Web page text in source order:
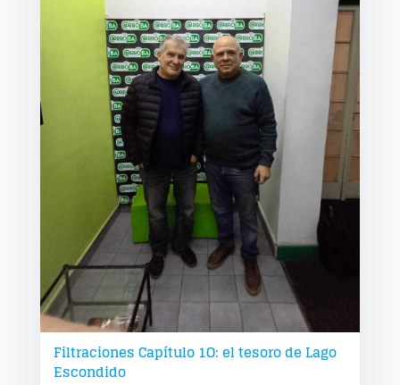
Filtraciones Capítulo 1O: el tesoro de Lago
Escondido